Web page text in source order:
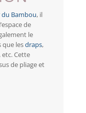
Bambou, il
de
le
que lesdraps,
etc. Cette
de pliage et